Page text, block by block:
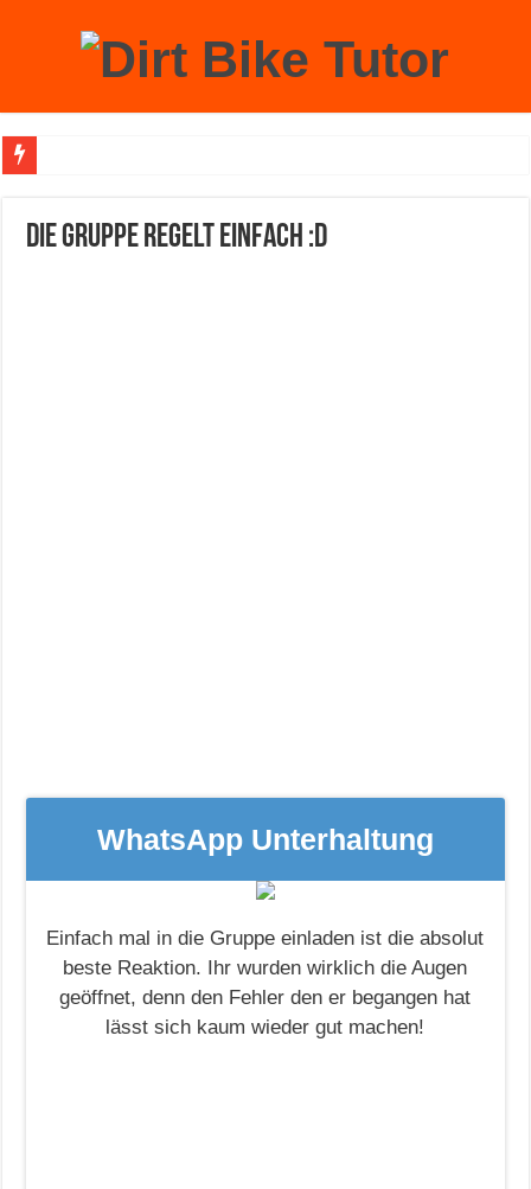
Die Gruppe regelt einfach :D
WhatsApp Unterhaltung
Einfach mal in die Gruppe einladen ist die absolut
beste Reaktion. Ihr wurden wirklich die Augen
geöffnet, denn den Fehler den er begangen hat
lässt sich kaum wieder gut machen!